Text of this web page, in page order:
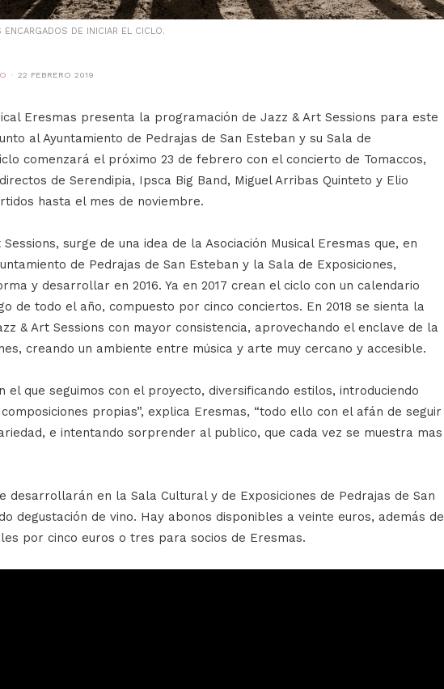
DE INICIAR EL CICLO.
22 FEBRERO 2019
Eresmas presenta la programación de Jazz & Art Sessions para este
al Ayuntamiento de Pedrajas de San Esteban y su Sala de
comenzará el próximo 23 de febrero con el concierto de Tomaccos,
de Serendipia, Ipsca Big Band, Miguel Arribas Quinteto y Elio
hasta el mes de noviembre.
surge de una idea de la Asociación Musical Eresmas que, en
de Pedrajas de San Esteban y la Sala de Exposiciones,
y desarrollar en 2016. Ya en 2017 crean el ciclo con un calendario
de todo el año, compuesto por cinco conciertos. En 2018 se sienta la
& Art Sessions con mayor consistencia, aprovechando el enclave de la
creando un ambiente entre música y arte muy cercano y accesible.
el que seguimos con el proyecto, diversificando estilos, introduciendo
propias”, explica Eresmas, “todo ello con el afán de seguir
e intentando sorprender al publico, que cada vez se muestra mas
desarrollarán en la Sala Cultural y de Exposiciones de Pedrajas de San
degustación de vino. Hay abonos disponibles a veinte euros, además de
por cinco euros o tres para socios de Eresmas.